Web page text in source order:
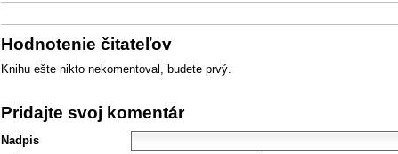
Hodnotenie čitateľov
Knihu ešte nikto nekomentoval, budete prvý.
Pridajte svoj komentár
Nadpis